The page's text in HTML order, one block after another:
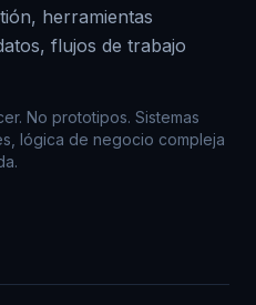
herramientas
flujos de trabajo
No prototipos. Sistemas
lógica de negocio compleja